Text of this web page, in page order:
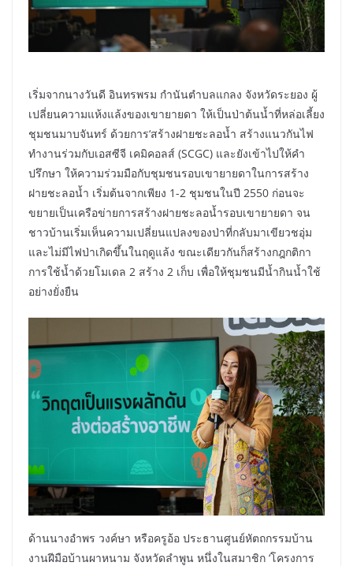
เริ่มจากนางวันดี อินทรพรม กำนันตำบลแกลง จังหวัดระยอง ผู้
เปลี่ยนความแห้งแล้งของเขายายดา ให้เป็นป่าต้นน้ำที่หล่อเลี้ยง
ชุมชนมาบจันทร์ ด้วยการ‘สร้างฝายชะลอน้ำ สร้างแนวกันไฟ
ทำงานร่วมกับเอสซีจี เคมิคอลส์ (SCGC) และยังเข้าไปให้คำ
ปรึกษา ให้ความร่วมมือกับชุมชนรอบเขายายดาในการสร้าง
ฝายชะลอน้ำ เริ่มต้นจากเพียง 1-2 ชุมชนในปี 2550 ก่อนจะ
ขยายเป็นเครือข่ายการสร้างฝายชะลอน้ำรอบเขายายดา จน
ชาวบ้านเริ่มเห็นความเปลี่ยนแปลงของป่าที่กลับมาเขียวชอุ่ม
และไม่มีไฟป่าเกิดขึ้นในฤดูแล้ง ขณะเดียวกันก็สร้างกฎกติกา
การใช้น้ำด้วยโมเดล 2 สร้าง 2 เก็บ เพื่อให้ชุมชนมีน้ำกินน้ำใช้
อย่างยั่งยืน
ด้านนางอำพร วงค์ษา หรือครูอ้อ ประธานศูนย์หัตถกรรมบ้าน
งานฝีมือบ้านผาหนาม จังหวัดลำพูน หนึ่งในสมาชิก ‘โครงการ